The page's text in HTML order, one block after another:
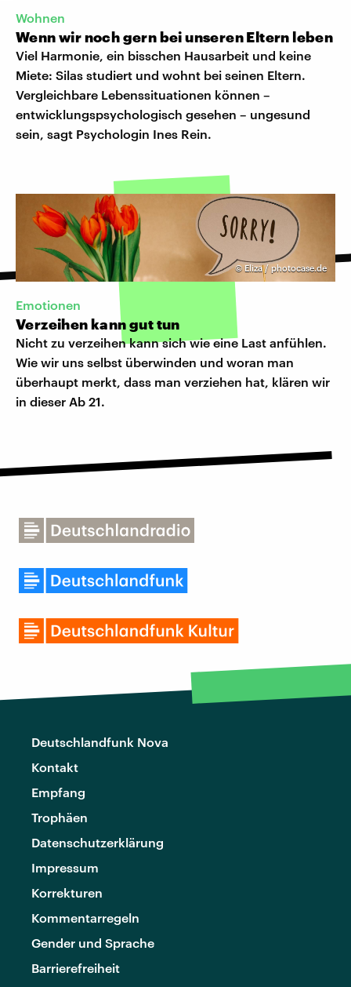
Wohnen
Wenn wir noch gern bei unseren Eltern leben
Viel Harmonie, ein bisschen Hausarbeit und keine
Miete: Silas studiert und wohnt bei seinen Eltern.
Vergleichbare Lebenssituationen können –
entwicklungspsychologisch gesehen – ungesund
sein, sagt Psychologin Ines Rein.
© Eliza / photocase.de
Emotionen
Verzeihen kann gut tun
Nicht zu verzeihen kann sich wie eine Last anfühlen.
Wie wir uns selbst überwinden und woran man
überhaupt merkt, dass man verziehen hat, klären wir
in dieser Ab 21.
Deutschlandfunk Nova
Kontakt
Empfang
Trophäen
Datenschutzerklärung
Impressum
Korrekturen
Kommentarregeln
Gender und Sprache
Barrierefreiheit